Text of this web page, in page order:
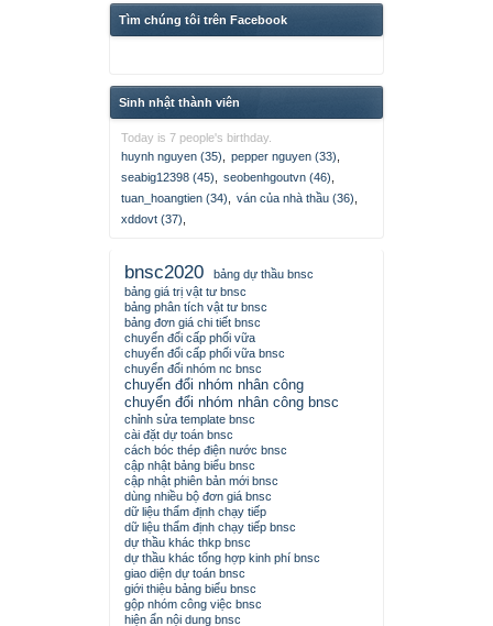
Tìm chúng tôi trên Facebook
Sinh nhật thành viên
Today is 7 people's birthday.
huynh nguyen (35)
pepper nguyen (33)
seabig12398 (45)
seobenhgoutvn (46)
tuan_hoangtien (34)
ván của nhà thầu (36)
xddovt (37)
bnsc2020
bảng dự thầu bnsc
bảng giá trị vật tư bnsc
bảng phân tích vật tư bnsc
bảng đơn giá chi tiết bnsc
chuyển đổi cấp phối vữa
chuyển đổi cấp phối vữa bnsc
chuyển đổi nhóm nc bnsc
chuyển đổi nhóm nhân công
chuyển đổi nhóm nhân công bnsc
chỉnh sửa template bnsc
cài đặt dự toán bnsc
cách bóc thép điện nước bnsc
cập nhật bảng biểu bnsc
cập nhật phiên bản mới bnsc
dùng nhiều bộ đơn giá bnsc
dữ liệu thẩm định chạy tiếp
dữ liệu thẩm định chạy tiếp bnsc
dự thầu khác thkp bnsc
dự thầu khác tổng hợp kinh phí bnsc
giao diện dự toán bnsc
giới thiệu bảng biểu bnsc
gộp nhóm công việc bnsc
hiện ẩn nội dung bnsc